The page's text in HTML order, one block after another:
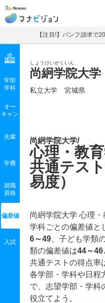
マナビジョン
【注目!】パンフ請求で
しょうけいがくいん
尚絅学院大学
私立大学 宮城県
学部
学科
オー
キャン
先輩
学費
就職
資格
偏差値
入試
尚絅学院大学/
心理・教
共通テス
易度）
尚絅学院大学 心理
学科ごとの偏差値と
6～49 、子ども学類
類の偏差値は44～46
共通テストの得点率
各学部・学科や日程
で、志望学部・学科
役立てよう。